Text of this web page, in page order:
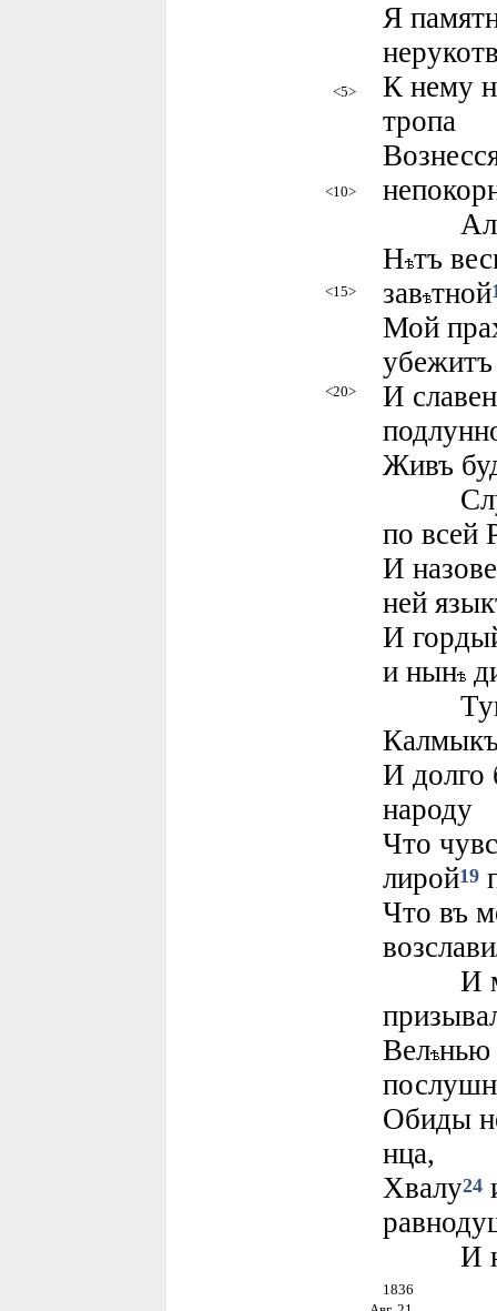
<5>
<10>
<15>
<20>
Я
К нему
тропа
Н тъ
зав тной
Мой
И
Живъ
по всей
И
ней
И
и нын
И долго
народу
Что
лирой19
Что въ
И
Вел
Обиды
нца,
Хвалу24
И не
1836